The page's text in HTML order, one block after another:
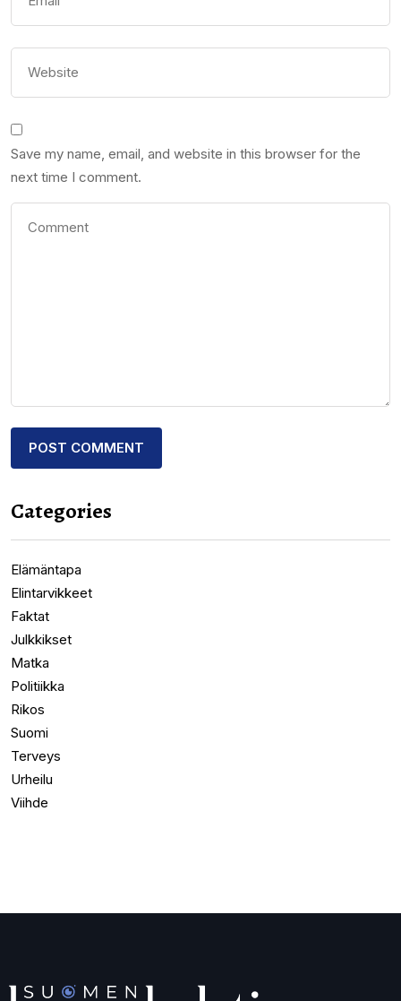
Save my name, email, and website in this browser for the
next time I comment.
Categories
Elämäntapa
Elintarvikkeet
Faktat
Julkkikset
Matka
Politiikka
Rikos
Suomi
Terveys
Urheilu
Viihde